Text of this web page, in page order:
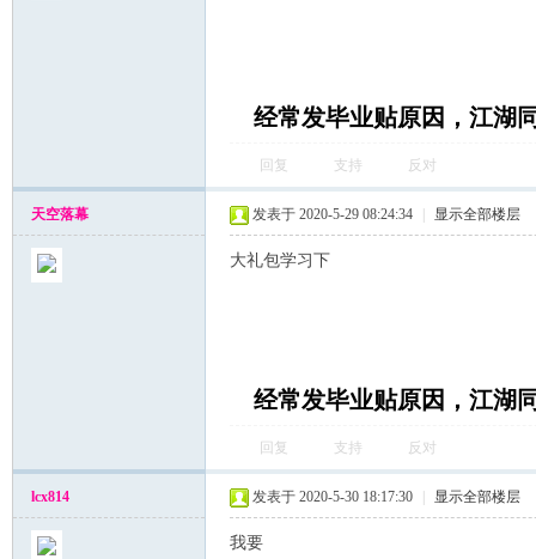
经常发毕业贴原因，江湖
回复 支持 反对
天空落幕 发表于 2020-5-29 08:24:34 显示全部楼层
大礼包学习下
经常发毕业贴原因，江湖
回复 支持 反对
lcx814 发表于 2020-5-30 18:17:30 显示全部楼层
我要